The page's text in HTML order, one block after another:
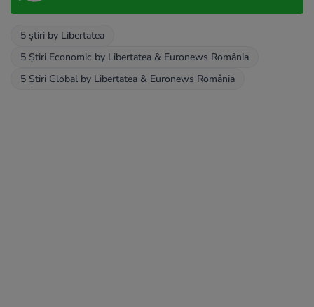
5 știri by Libertatea
5 Ştiri Economic by Libertatea & Euronews România
5 Știri Global by Libertatea & Euronews România